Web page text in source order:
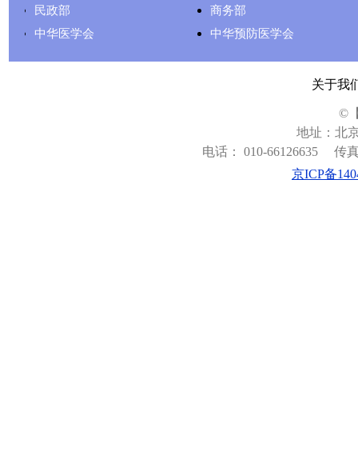
民政部
商务部
中华医学会
中华预防医学会
关于我
©
地址：北
电话： 010-66126635
传
京ICP备